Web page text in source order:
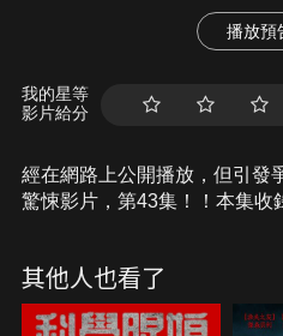
播放預
我的星等
影片給分
經在網路上公開播放，但引發
驚悚影片，第43集！！本集收
罩裡的東西、檔案6：凶宅 後篇
其他人也看了